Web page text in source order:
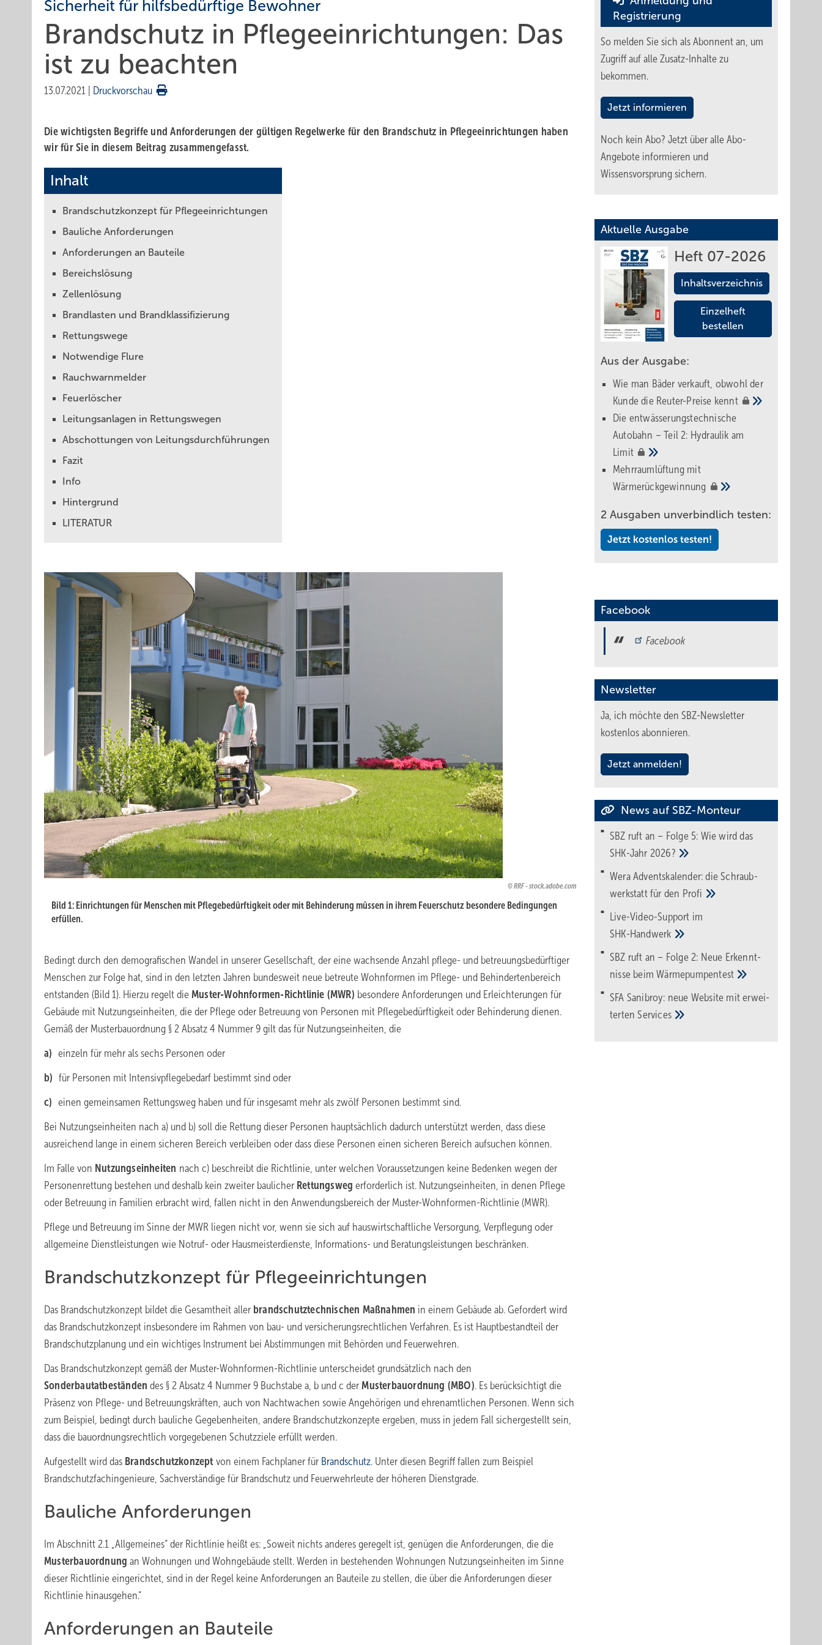
Sicherheit für hilfsbedürftige Bewohner
Brandschutz in Pflegeeinrichtungen: Das
ist zu beachten
13.07.2021 Druckvorschau
Die wichtigsten Begriffe und Anforderungen der gültigen Regelwerke für den Brandschutz in Pflegeeinrichtungen haben
wir für Sie in diesem Beitrag zusammengefasst.
Inhalt
Brandschutzkonzept für Pflegeeinrichtungen
Bauliche Anforderungen
Anforderungen an Bauteile
Bereichslösung
Zellenlösung
Brandlasten und Brandklassifizierung
Rettungswege
Notwendige Flure
Rauchwarnmelder
Feuerlöscher
Leitungsanlagen in Rettungswegen
Abschottungen von Leitungsdurchführungen
Fazit
Info
Hintergrund
LITERATUR
RRF - stock.adobe.com
Bild 1: Einrichtungen für Menschen mit Pflegebedürftigkeit oder mit Behinderung müssen in ihrem Feuerschutz besondere Bedingungen
erfüllen.
Bedingt durch den demografischen Wandel in unserer Gesellschaft, der eine wachsende Anzahl pflege- und betreuungsbedürftiger
Menschen zur Folge hat, sind in den letzten Jahren bundesweit neue betreute Wohnformen im Pflege- und Behindertenbereich
entstanden (Bild 1). Hierzu regelt die Muster-Wohnformen-Richtlinie (MWR) besondere Anforderungen und Erleichterungen für
Gebäude mit Nutzungseinheiten, die der Pflege oder Betreuung von Personen mit Pflegebedürftigkeit oder Behinderung dienen.
Gemäß der Musterbauordnung § 2 Absatz 4 Nummer 9 gilt das für Nutzungseinheiten, die
a) einzeln für mehr als sechs Personen oder
b) für Personen mit Intensivpflegebedarf bestimmt sind oder
c) einen gemeinsamen Rettungsweg haben und für insgesamt mehr als zwölf Personen bestimmt sind.
Bei Nutzungseinheiten nach a) und b) soll die Rettung dieser Personen hauptsächlich dadurch unterstützt werden, dass diese
ausreichend lange in einem sicheren Bereich verbleiben oder dass diese Personen einen sicheren Bereich aufsuchen können.
Im Falle von Nutzungseinheiten nach c) beschreibt die Richtlinie, unter welchen Voraussetzungen keine Bedenken wegen der
Personenrettung bestehen und deshalb kein zweiter baulicher Rettungswegerforderlich ist. Nutzungseinheiten, in denen Pflege
oder Betreuung in Familien erbracht wird, fallen nicht in den Anwendungsbereich der Muster-Wohnformen-Richtlinie (MWR).
Pflege und Betreuung im Sinne der MWR liegen nicht vor, wenn sie sich auf hauswirtschaftliche Versorgung, Verpflegung oder
allgemeine Dienstleistungen wie Notruf- oder Hausmeisterdienste, Informations- und Beratungsleistungen beschränken.
Brandschutzkonzept für Pflegeeinrichtungen
Das Brandschutzkonzept bildet die Gesamtheit aller brandschutztechnischen Maßnahmen in einem Gebäude ab. Gefordert wird
das Brandschutzkonzept insbesondere im Rahmen von bau- und versicherungsrechtlichen Verfahren. Es ist Hauptbestandteil der
Brandschutzplanung und ein wichtiges Instrument bei Abstimmungen mit Behörden und Feuerwehren.
Das Brandschutzkonzept gemäß der Muster-Wohnformen-Richtlinie unterscheidet grundsätzlich nach den
Sonderbautatbeständendes § 2 Absatz 4 Nummer 9 Buchstabe a, b und c derMusterbauordnung (MBO). Es berücksichtigt die
Präsenz von Pflege- und Betreuungskräften, auch von Nachtwachen sowie Angehörigen und ehrenamtlichen Personen. Wenn sich
zum Beispiel, bedingt durch bauliche Gegebenheiten, andere Brandschutzkonzepte ergeben, muss in jedem Fall sichergestellt sein,
dass die bauordnungsrechtlich vorgegebenen Schutzziele erfüllt werden.
Aufgestellt wird das Brandschutzkonzept von einem Fachplaner für Brandschutz. Unter diesen Begriff fallen zum Beispiel
Brandschutzfachingenieure, Sachverständige für Brandschutz und Feuerwehrleute der höheren Dienstgrade.
Bauliche Anforderungen
Im Abschnitt 2.1 „Allgemeines“ der Richtlinie heißt es: „Soweit nichts anderes geregelt ist, genügen die Anforderungen, die die
Musterbauordnungan Wohnungen und Wohngebäude stellt. Werden in bestehenden Wohnungen Nutzungseinheiten im Sinne
dieser Richtlinie eingerichtet, sind in der Regel keine Anforderungen an Bauteile zu stellen, die über die Anforderungen dieser
Richtlinie hinausgehen.“
Anforderungen an Bauteile
Registrierung
So melden Sie sich als Abonnent an, um
Zugriff auf alle Zusatz-Inhalte zu
bekommen.
Jetzt informieren
Noch kein Abo? Jetzt über alle Abo-
Angebote informieren und
Wissensvorsprung sichern.
Aktuelle Ausgabe
Heft 07-2026
Inhaltsverzeichnis
Einzelheft
bestellen
Aus der Ausgabe:
Wie man Bäder verkauft, obwohl der
Kunde die Reuter-Preise kennt
Die entwässerungstechnische
Autobahn – Teil 2: Hydraulik am
Limit
Mehrraumlüftung mit
Wärmerückgewinnung
2 Ausgaben unverbindlich testen:
Jetzt kostenlos testen!
Facebook
Facebook
Newsletter
Ja, ich möchte den SBZ-Newsletter
kostenlos abonnieren.
Jetzt anmelden!
News auf SBZ-Monteur
SBZ ruft an – Folge 5: Wie wird das
SHK-Jahr 2026?
Wera Adventskalender: die Schraub­
werk­statt für den Pro­fi
Live-Video-Support im
SHK-Handwerk
SBZ ruft an – Folge 2: Neue Erkennt­
nisse beimWärme­pumpen­test
SFA Sanibroy: neue Web­site mit erwei­
tertenServices